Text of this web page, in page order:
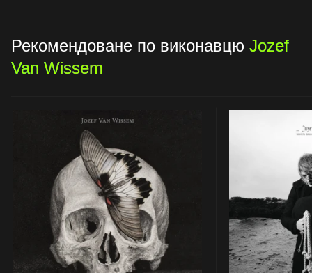
Рекомендоване по виконавцю Jozef
Van Wissem